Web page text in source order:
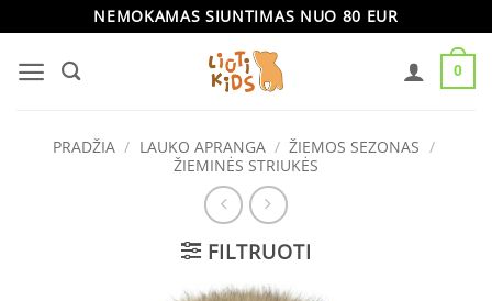
content
NEMOKAMAS SIUNTIMAS NUO 80 EUR
0
PRADŽIA / LAUKO APRANGA / ŽIEMOS SEZONAS /
ŽIEMINĖS STRIUKĖS
FILTRUOTI